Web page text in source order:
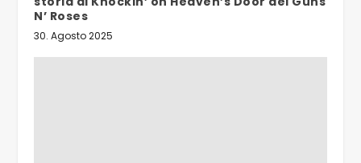
N’ Roses
30. Agosto 2025